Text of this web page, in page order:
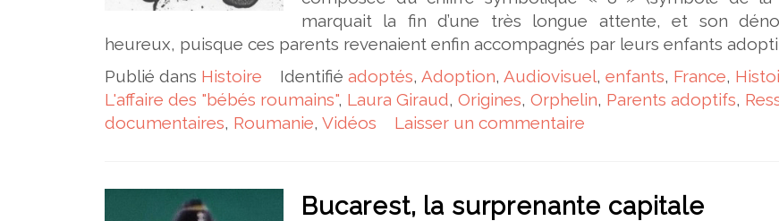
marquait la fin d’une très longue attente, et son
heureux, puisque ces parents revenaient enfin accompagnés par leurs enfants
Publié dans Histoire Identifié adoptés, Adoption, Audiovisuel, enfants, France,
L'affaire des "bébés roumains", Laura Giraud, Origines, Orphelin, Parents adoptifs,
documentaires, Roumanie, Vidéos Laisser un commentaire
Bucarest, la surprenante capitale